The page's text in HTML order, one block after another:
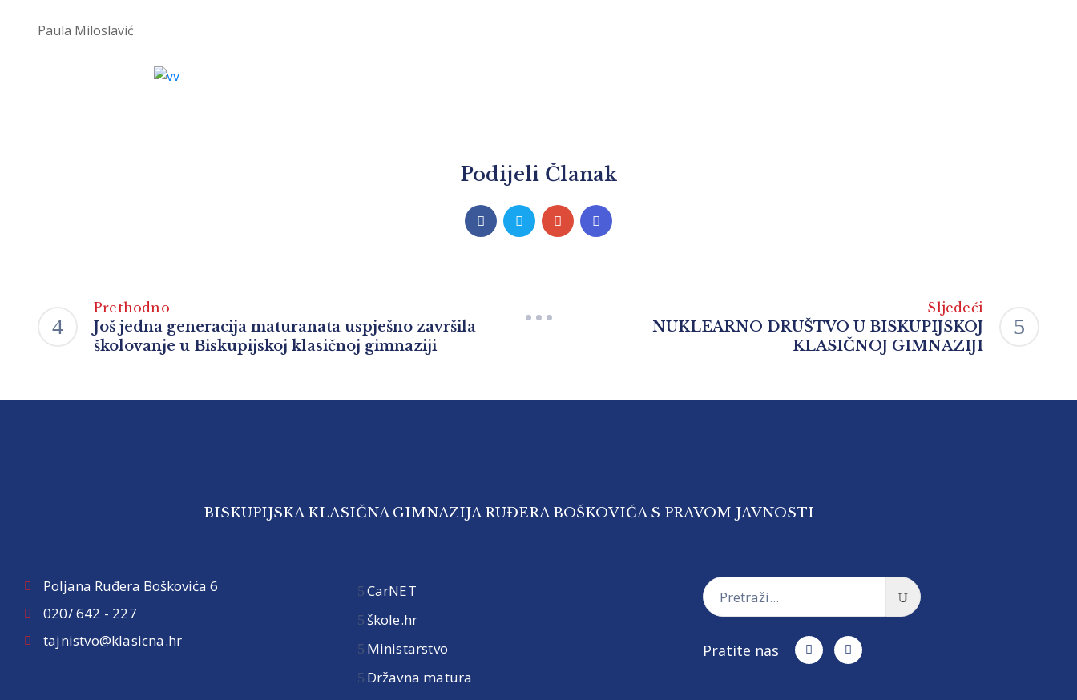
Paula Miloslavić
Podijeli Članak
Prethodno
Još jedna generacija maturanata uspješno završila
školovanje u Biskupijskoj klasičnoj gimnaziji
Sljedeći
NUKLEARNO DRUŠTVO U BISKUPIJSKOJ
KLASIČNOJ GIMNAZIJI
BISKUPIJSKA KLASIČNA GIMNAZIJA RUĐERA BOŠKOVIĆA S PRAVOM JAVNOSTI
Poljana Ruđera Boškovića 6
020/ 642 - 227
tajnistvo@klasicna.hr
CarNET
škole.hr
Ministarstvo
Državna matura
Pratite nas